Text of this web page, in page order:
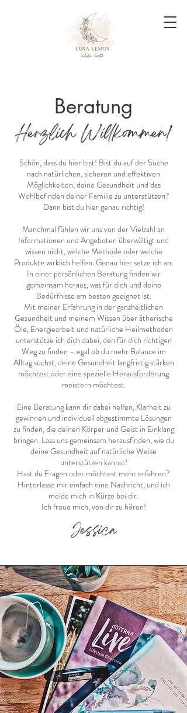
Beratung
Herzlich Willkommen!
Schön, dass du hier bist! Bist du auf der Suche
nach natürlichen, sicheren und effektiven
Möglichkeiten, deine Gesundheit und das
Wohlbefinden deiner Familie zu unterstützen?
Dann bist du hier genau richtig!
Manchmal fühlen wir uns von der Vielzahl an
Informationen und Angeboten überwältigt und
wissen nicht, welche Methode oder welche
Produkte wirklich helfen. Genau hier setze ich an:
In einer persönlichen Beratung finden wir
gemeinsam heraus, was für dich und deine
Bedürfnisse am besten geeignet ist.
Mit meiner Erfahrung in der ganzheitlichen
Gesundheit und meinem Wissen über ätherische
Öle, Energiearbeit und natürliche Heilmethoden
unterstütze ich dich dabei, den für dich richtigen
Weg zu finden – egal ob du mehr Balance im
Alltag suchst, deine Gesundheit langfristig stärken
möchtest oder eine spezielle Herausforderung
meistern möchtest.
Eine Beratung kann dir dabei helfen, Klarheit zu
gewinnen und individuell abgestimmte Lösungen
zu finden, die deinen Körper und Geist in Einklang
bringen. Lass uns gemeinsam herausfinden, wie du
deine Gesundheit auf natürliche Weise
unterstützen kannst!
Hast du Fragen oder möchtest mehr erfahren?
Hinterlasse mir einfach eine Nachricht, und ich
melde mich in Kürze bei dir.
Ich freue mich, von dir zu hören!
Jessica